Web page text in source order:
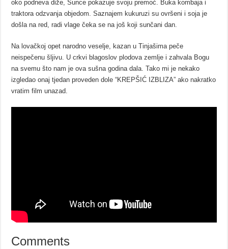
oko podneva diže, Sunce pokazuje svoju premoć. Buka kombaja i
traktora odzvanja objedom. Saznajem kukuruzi su ovršeni i soja je
došla na red, radi vlage čeka se na još koji sunčani dan.
Na lovačkoj opet narodno veselje, kazan u Tinjašima peče
neispečenu šljivu. U crkvi blagoslov plodova zemlje i zahvala Bogu
na svemu što nam je ova sušna godina dala. Tako mi je nekako
izgledao onaj tjedan proveden dole“KREPŠIĆ IZBLIZA” ako nakratko
vratim film unazad.
Comments